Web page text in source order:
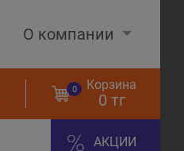
О компании
0 Корзина
0 тг
АКЦИИ